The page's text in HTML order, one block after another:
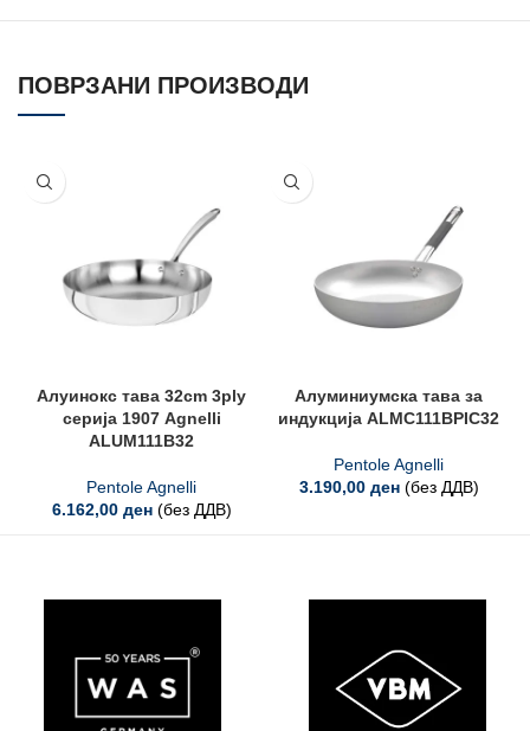
ПОВРЗАНИ ПРОИЗВОДИ
Алуинокс тава 32cm 3ply
серија 1907 Agnelli
ALUM111B32
Pentole Agnelli
6.162,00 ден (без ДДВ)
Алуминиумска тава за
индукција ALMC111BPIC32
Pentole Agnelli
3.190,00 ден (без ДДВ)